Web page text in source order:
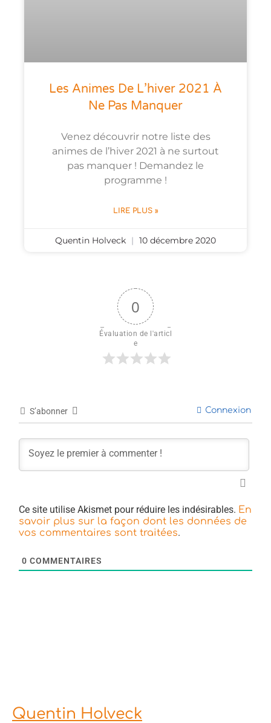
Les Animes De L’hiver 2021 À
Ne Pas Manquer
Venez découvrir notre liste des
animes de l’hiver 2021 à ne surtout
pas manquer ! Demandez le
programme !
LIRE PLUS »
Quentin Holveck 10 décembre 2020
0
Évaluation de l'articl
e
S’abonner Connexion
Ce site utilise Akismet pour réduire les indésirables. En
savoir plus sur la façon dont les données de
vos commentaires sont traitées.
0 COMMENTAIRES
Quentin Holveck